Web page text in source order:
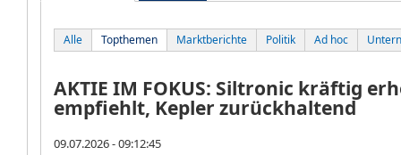
Alle Topthemen Marktberichte Politik Ad hoc
AKTIE IM FOKUS: Siltronic kräftig
empfiehlt, Kepler zurückhaltend
09.07.2026 - 09:12:45